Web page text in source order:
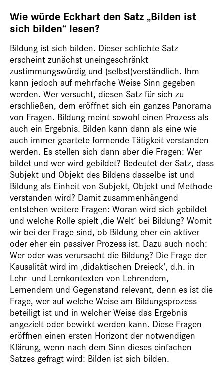
Wie würde Eckhart den Satz „Bilden ist
sich bilden“ lesen?
Bildung ist sich bilden. Dieser schlichte Satz
erscheint zunächst uneingeschränkt
zustimmungswürdig und (selbst)verständlich. Ihm
kann jedoch auf mehrfache Weise Sinn gegeben
werden. Wer versucht, diesen Satz für sich zu
erschließen, dem eröffnet sich ein ganzes Panorama
von Fragen. Bildung meint sowohl einen Prozess als
auch ein Ergebnis. Bilden kann dann als eine wie
auch immer geartete formende Tätigkeit verstanden
werden. Es stellen sich dann aber die Fragen: Wer
bildet und wer wird gebildet? Bedeutet der Satz, dass
Subjekt und Objekt des Bildens dasselbe ist und
Bildung als Einheit von Subjekt, Objekt und Methode
verstanden wird? Damit zusammenhängend
entstehen weitere Fragen: Woran wird sich gebildet
und welche Rolle spielt ‚die Welt‘ bei Bildung? Womit
wir bei der Frage sind, ob Bildung eher ein aktiver
oder eher ein passiver Prozess ist. Dazu auch noch:
Wer oder was verursacht die Bildung? Die Frage der
Kausalität wird im ‚didaktischen Dreieck‘, d.h. in
Lehr- und Lernkontexten von Lehrendem,
Lernendem und Gegenstand relevant, denn es ist die
Frage, wer auf welche Weise am Bildungsprozess
beteiligt ist und in welcher Weise das Ergebnis
angezielt oder bewirkt werden kann. Diese Fragen
eröffnen einen ersten Horizont der notwendigen
Klärung, wenn nach dem Sinn dieses einfachen
Satzes gefragt wird: Bilden ist sich bilden.